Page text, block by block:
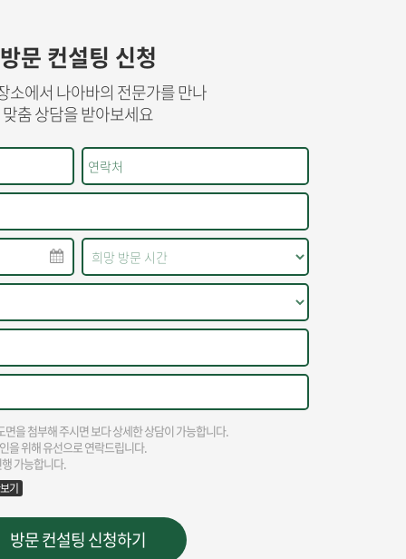
방문 컨설팅 신청
소에서 나아바의 전문가를 만나
맞춤 상담을 받아보세요